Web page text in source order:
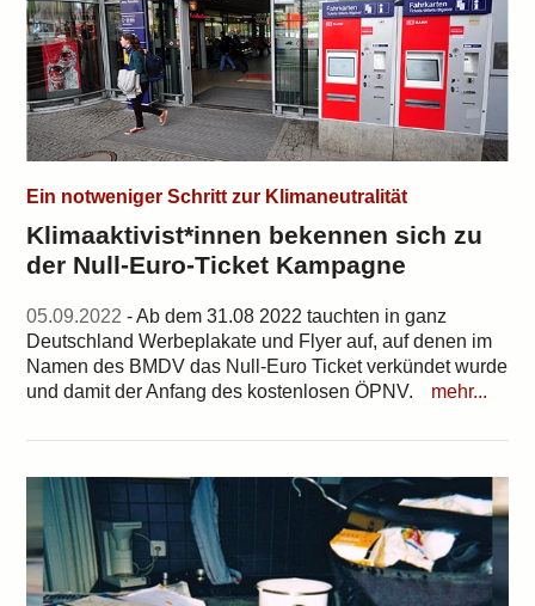
Ein notweniger Schritt zur Klimaneutralität
Klimaaktivist*innen bekennen sich zu
der Null-Euro-Ticket Kampagne
05.09.2022 - Ab dem 31.08 2022 tauchten in ganz
Deutschland Werbeplakate und Flyer auf, auf denen im
Namen des BMDV das Null-Euro Ticket verkündet wurde
und damit der Anfang des kostenlosen ÖPNV.
mehr...